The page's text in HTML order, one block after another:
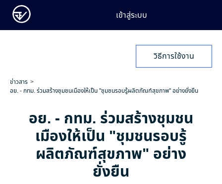
เข้าสู่ระบบ
วิธีการใช้งาน
ข่าวสาร
อย. - กทม. ร่วมสร้างชุมชนเมืองให้เป็น "ชุมชนรอบรู้ผลิตภัณฑ์สุขภาพ" อย่างยั่งยืน
อย. - กทม. ร่วมสร้างชุมชน
เมืองให้เป็น "ชุมชนรอบรู้
ผลิตภัณฑ์สุขภาพ" อย่าง
ยั่งยืน